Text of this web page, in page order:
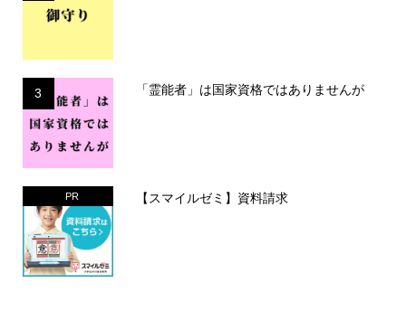
3 「霊能者」は国家資格ではありませんが
PR 【スマイルゼミ】資料請求